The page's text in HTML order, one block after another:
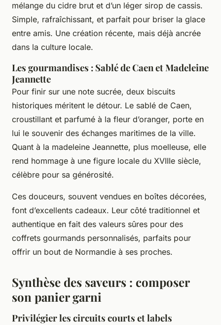
mélange du cidre brut et d’un léger sirop de cassis.
Simple, rafraîchissant, et parfait pour briser la glace
entre amis. Une création récente, mais déjà ancrée
dans la culture locale.
Les gourmandises : Sablé de Caen et Madeleine
Jeannette
Pour finir sur une note sucrée, deux biscuits
historiques méritent le détour. Le sablé de Caen,
croustillant et parfumé à la fleur d’oranger, porte en
lui le souvenir des échanges maritimes de la ville.
Quant à la madeleine Jeannette, plus moelleuse, elle
rend hommage à une figure locale du XVIIIe siècle,
célèbre pour sa générosité.
Ces douceurs, souvent vendues en boîtes décorées,
font d’excellents cadeaux. Leur côté traditionnel et
authentique en fait des valeurs sûres pour des
coffrets gourmands personnalisés, parfaits pour
offrir un bout de Normandie à ses proches.
Synthèse des saveurs : composer
son panier garni
Privilégier les circuits courts et labels